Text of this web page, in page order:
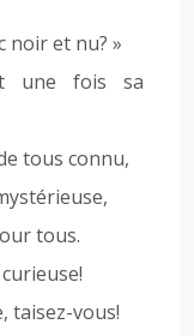
noir et nu? »
une fois sa
tous connu,
tous.
taisez-vous!